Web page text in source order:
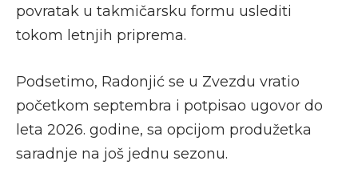
povratak u takmičarsku formu uslediti
tokom letnjih priprema.
Podsetimo, Radonjić se u Zvezdu vratio
početkom septembra i potpisao ugovor do
leta 2026. godine, sa opcijom produžetka
saradnje na još jednu sezonu.